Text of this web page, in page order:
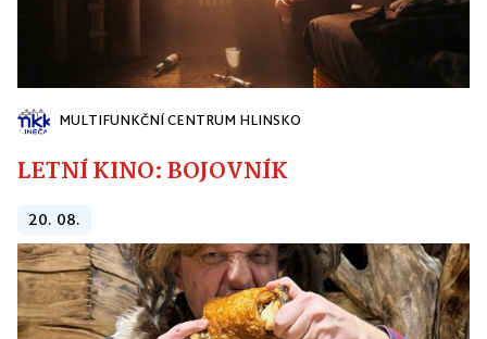
MULTIFUNKČNÍ CENTRUM HLINSKO
LETNÍ KINO: BOJOVNÍK
20. 08.